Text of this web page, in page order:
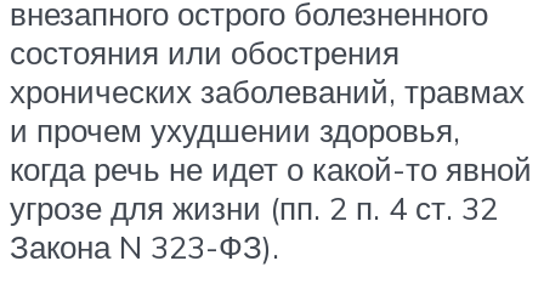
внезапного острого болезненного
состояния или обострения
хронических заболеваний, травмах
и прочем ухудшении здоровья,
когда речь не идет о какой-то явной
угрозе для жизни (пп. 2 п. 4 ст. 32
Закона N 323-ФЗ).